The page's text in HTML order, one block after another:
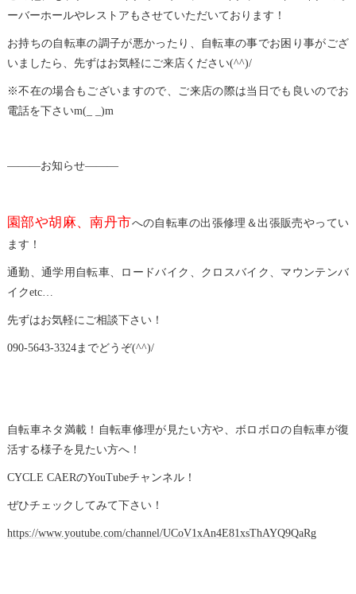
ーバーホールやレストアもさせていただいております！
お持ちの自転車の調子が悪かったり、自転車の事でお困り事がござ
いましたら、先ずはお気軽にご来店ください(^^)/
※不在の場合もございますので、ご来店の際は当日でも良いのでお
電話を下さいm(_ _)m
―――お知らせ―――
園部や胡麻、南丹市への自転車の出張修理＆出張販売やってい
ます！
通勤、通学用自転車、ロードバイク、クロスバイク、マウンテンバ
イクetc…
先ずはお気軽にご相談下さい！
090-5643-3324までどうぞ(^^)/
自転車ネタ満載！自転車修理が見たい方や、ボロボロの自転車が復
活する様子を見たい方へ！
CYCLE CAERのYouTubeチャンネル！
ぜひチェックしてみて下さい！
https://www.youtube.com/channel/UCoV1xAn4E81xsThAYQ9QaRg